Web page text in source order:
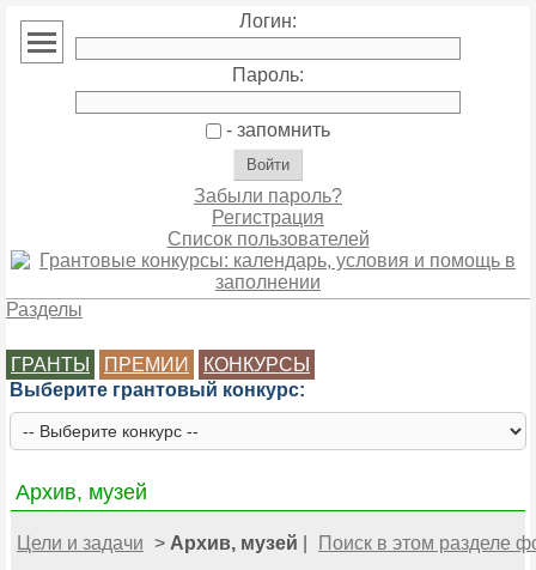
Логин:
Пароль:
- запомнить
Забыли пароль?
Регистрация
Список пользователей
Разделы
ГРАНТЫ ПРЕМИИ
КОНКУРСЫ
Выберите грантовый конкурс:
Архив, музей
Цели и задачи > Архив, музей Поиск в этом разделе